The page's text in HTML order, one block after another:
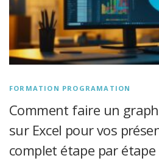
FORMATION PROGRAMATION
Comment faire un
sur Excel pour vos
complet étape par étape